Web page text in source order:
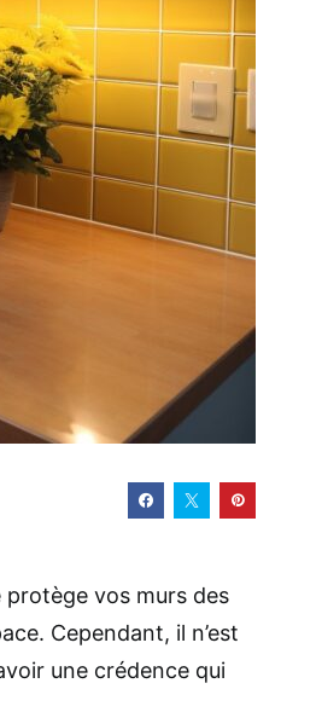
protège vos murs des
Cependant, il n’est
une crédence qui